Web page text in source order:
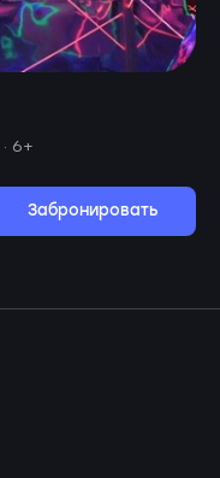
· 6+
Забронировать